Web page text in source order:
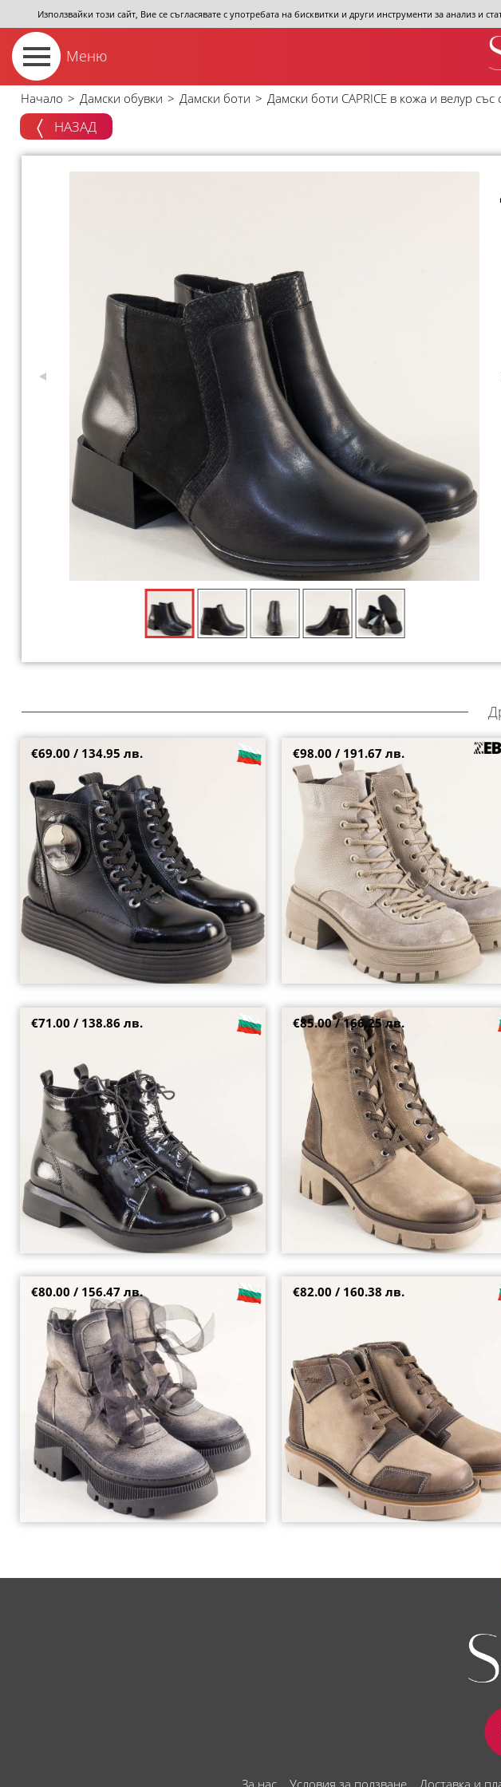
Използвайки този сайт, Вие се съгласявате с употребата на бисквитки и други инструменти за анализ и
Меню
Начало > Дамски обувки > Дамски боти > Дамски боти CAPRICE в кожа и велур
НАЗАД
Модерни дамски боти от естествен лак и кожа
в черно със закачлив детайл 2402gchlch
38
€69.00 / 134.95 лв.
Бежови дамски боти от кожа и велур на
среден ток 02416705bj
40
€98.00 / 191.67 лв.
Естествен лак дамски боти на комфортно
€71.00 / 138.86 лв.
Бежови кубинки от естествен набук с
детайли на среден ток 12224nbjk
€85.00 / 166.25 лв.
Модерни дамски боти в бежов набук
атрактивен дизайн 2533nbj
37 39
€80.00 / 156.47 лв.
Бежови дамски боти от естествен набук
39
€82.00 / 160.38 лв.
За нас Условия за ползване Доставка и